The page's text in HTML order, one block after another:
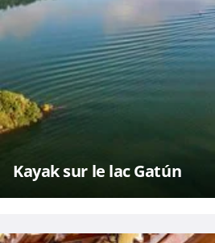
Kayak sur le lac Gatún